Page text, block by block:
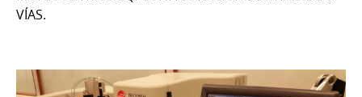
VÍAS.